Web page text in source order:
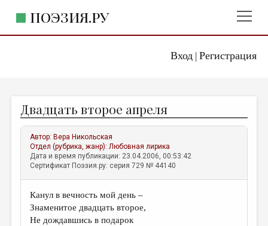
Вход| Регистрация
ПОЭЗИЯ.РУ
ЖАНРЫ
АВТОРЫ
КОММЕНТАРИИ
ЛИТСАЛОН
НОВОСТИ
ПРАВИЛА САЙТА
Двадцать второе апреля
Автор: Вера Никольская
Отдел (рубрика, жанр):Любовная лирика
Дата и время публикации: 23.04.2006, 00:53:42
Сертификат Поэзия.ру: серия 729 № 44140
Канул в вечность мой день –
Знаменитое двадцать второе,
Не дождавшись в подарок